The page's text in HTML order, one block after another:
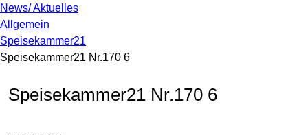
News/ Aktuelles
Allgemein
Speisekammer21
Speisekammer21 Nr.170 6
Speisekammer21 Nr.170 6